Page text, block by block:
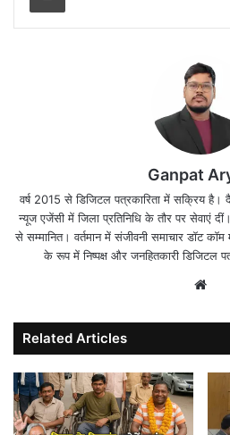
Ganpat
वर्ष 2015 से डिजिटल पत्रकारिता में सक्रिय है।
न्यूज एजेंसी में जिला प्रतिनिधि के तौर पर सेवाएं
से सम्मानित। वर्तमान में संजीवनी समाचार डॉट
के रूप में निष्पक्ष और जनहितकारी डिजिटल
Related Articles